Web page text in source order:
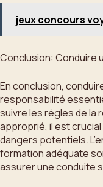
jeux concours
Conclusion: Conduire
En conclusion,
responsabilité
suivre les règles de la
approprié, il est
dangers potentiels.
formation adéquate
assurer une conduite